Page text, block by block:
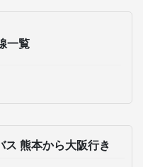
一覧
ス 熊本から大阪行き